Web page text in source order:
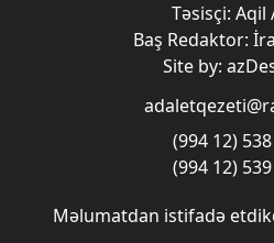
Təsisçi: Aqil
Baş Redaktor:
Site by:
(994 12)
(994 12)
Məlumatdan istifadə